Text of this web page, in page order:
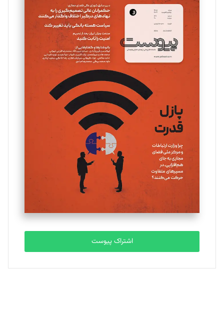
سروش کرمیان
تحریریه
مینا پاکدل
یسنا امان‌پور
تحریریه
ملینا جعفری
تحریریه
مصطفی مسجدی آرانی
تحریریه
بابک نقاش
تحریریه
اشتراک پیوست